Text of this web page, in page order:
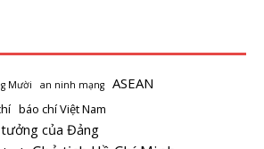
Mười an ninh mạng ASEAN
báo chí Việt Nam
của Đảng